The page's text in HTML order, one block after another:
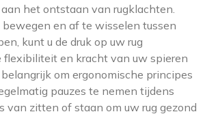
het ontstaan van rugklachten.
bewegen en af te wisselen tussen
kunt u de druk op uw rug
flexibiliteit en kracht van uw spieren
om ergonomische principes
pauzes te nemen tijdens
van zitten of staan om uw rug gezond